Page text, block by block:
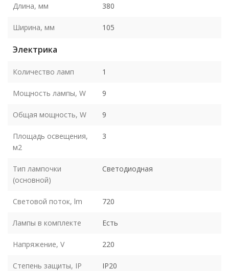
Длина, мм 380
Ширина, мм 105
Электрика
Количество ламп 1
Мощность лампы, W 9
Общая мощность, W 9
Площадь освещения,
м2
3
Тип лампочки
(основной)
Светодиодная
Световой поток, lm 720
Лампы в комплекте Есть
Напряжение, V 220
Степень защиты, IP IP20